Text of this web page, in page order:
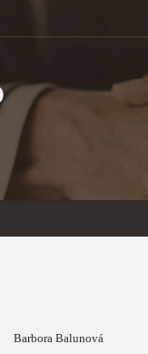
Barbora Balunová